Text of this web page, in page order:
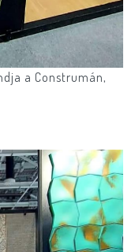
a Construmán,